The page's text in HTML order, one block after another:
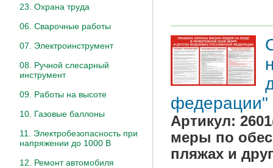
23. Охрана труда
06. Сварочные работы
07. Электроинструмент
08. Ручной слесарный
инструмент
09. Работы на высоте
10. Газовые баллоны
11. Электробезопасность при
напряжении до 1000 В
12. Ремонт автомобиля
федерации"
Артикул:
меры по
пляжах и